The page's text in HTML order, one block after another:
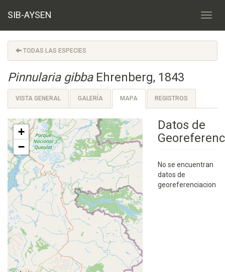
SIB-AYSEN
TODAS LAS ESPECIES
Pinnularia gibbaEhrenberg, 1843
VISTA GENERAL GALERÍA MAPA REGISTROS
+
−
Datos de
No se encuentran
datos de
georeferenciacion